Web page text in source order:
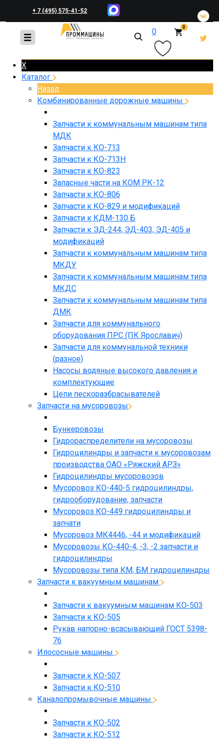
+ 7 (495) 575-41-52
+ 7 (495) 648-45-83 0 0
X
Каталог
Назад
Комбинированные дорожные машины
Запчасти к коммунальным машинам типа
МДК
Запчасти к КО-713
Запчасти к КО-713Н
Запчасти к КО-823
Запасные части на КОМ РК-12
Запчасти к КО-806
Запчасти к КО-829 и модификаций
Запчасти к КДМ-130 Б
Запчасти к ЭД-244, ЭД-403, ЭД-405 и
модификаций
Запчасти к коммунальным машинам типа
МКДУ
Запчасти к коммунальным машинам типа
МКДС
Запчасти к коммунальным машинам типа
ДМК
Запчасти для коммунального
оборудования ПРС (ПК Ярославич)
Запчасти для коммунальной техники
(разное)
Насосы водяные высокого давления и
комплектующие
Цепи пескоразбрасывателей
Запчасти на мусоровозы
Бункеровозы
Гидрораспределители на мусоровозы
Гидроцилиндры и запчасти к мусоровозам
производства ОАО «Ряжский АРЗ»
Гидроцилиндры мусоровозов
Мусоровоз КО-440-5 гидроцилиндры,
гидрооборудование, запчасти
Мусоровоз КО-449 гидроцилиндры и
запчати
Мусоровоз МК4446, -44 и модификаций
Мусоровозы КО-440-4, -3, -2 запчасти и
гидроцилиндры
Мусоровозы типа КМ, БМ гидроцилиндры
Запчасти к вакуумным машинам
Запчасти к вакуумным машинам КО-503
Запчасти к КО-505
Рукав напорно-всасывающий ГОСТ 5398-
76
Илососные машины
Запчасти к КО-507
Запчасти к КО-510
Каналопромывочные машины
Запчасти к КО-502
Запчасти к КО-512